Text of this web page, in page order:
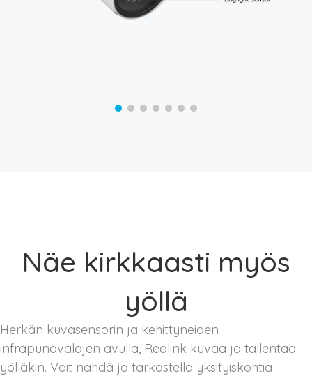
Näe kirkkaasti myös
yöllä
Herkän kuvasensorin ja kehittyneiden
infrapunavalojen avulla, Reolink kuvaa ja tallentaa
yölläkin. Voit nähdä ja tarkastella yksityiskohtia